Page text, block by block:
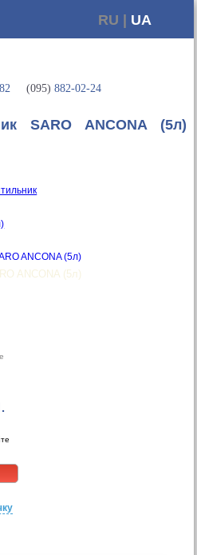
RU | UA
(095) 882-02-24
SARO ANCONA (5л)
ANCONA (5л)